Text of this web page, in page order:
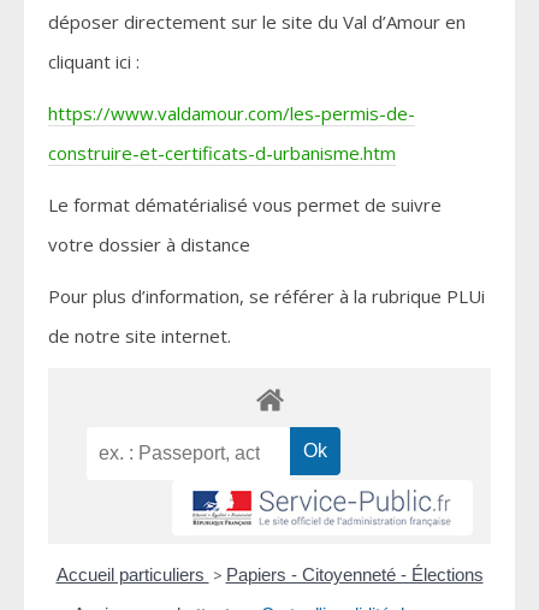
déposer directement sur le site du Val d’Amour en
cliquant ici :
https://www.valdamour.com/les-permis-de-
construire-et-certificats-d-urbanisme.htm
Le format dématérialisé vous permet de suivre
votre dossier à distance
Pour plus d’information, se référer à la rubrique PLUi
de notre site internet.
Accueil particuliers > Papiers - Citoyenneté - Élections